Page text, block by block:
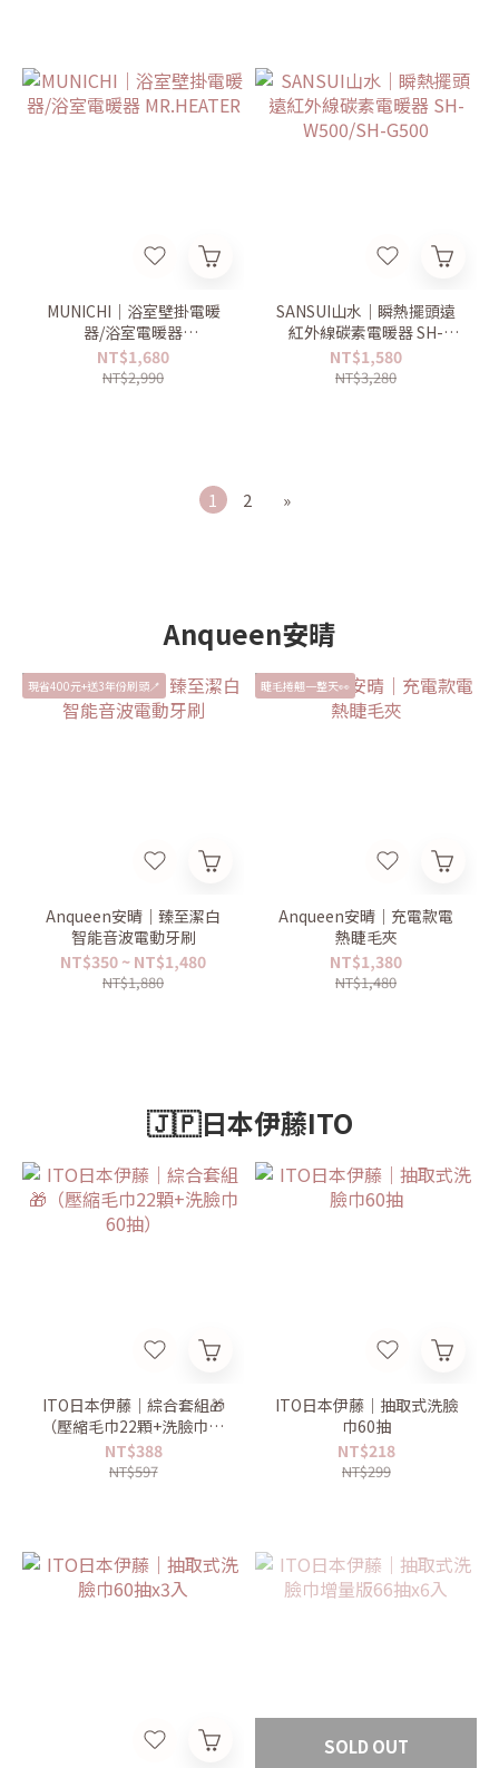
MUNICHI｜浴室壁掛電暖
器/浴室電暖器
MR.HEATER
NT$1,680
NT$2,990
SANSUI山水｜瞬熱擺頭遠
紅外線碳素電暖器 SH-
W500/SH-G500
NT$1,580
NT$3,280
1 2 »
Anqueen安晴
現省400元+送3年份刷頭🪥
Anqueen安晴｜臻至潔白
智能音波電動牙刷
NT$350 ~ NT$1,480
NT$1,880
睫毛捲翹一整天👀
Anqueen安晴｜充電款電
熱睫毛夾
NT$1,380
NT$1,480
🇯🇵日本伊藤ITO
ITO日本伊藤｜綜合套組🎁
（壓縮毛巾22顆+洗臉巾60
抽）
NT$388
NT$597
ITO日本伊藤｜抽取式洗臉
巾60抽
NT$218
NT$299
SOLD OUT